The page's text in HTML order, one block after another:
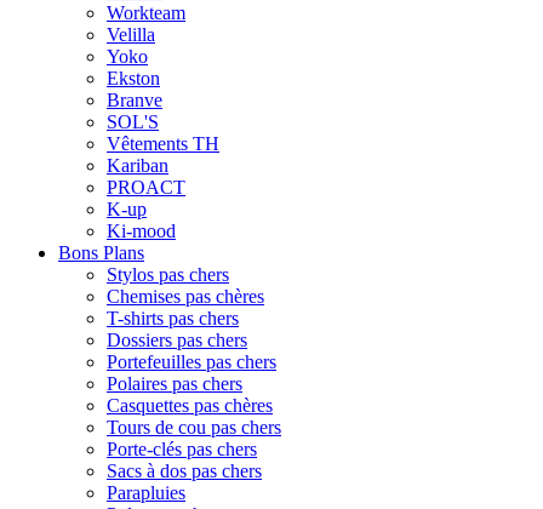
Workteam
Velilla
Yoko
Ekston
Branve
SOL'S
Vêtements TH
Kariban
PROACT
K-up
Ki-mood
Bons Plans
Stylos pas chers
Chemises pas chères
T-shirts pas chers
Dossiers pas chers
Portefeuilles pas chers
Polaires pas chers
Casquettes pas chères
Tours de cou pas chers
Porte-clés pas chers
Sacs à dos pas chers
Parapluies